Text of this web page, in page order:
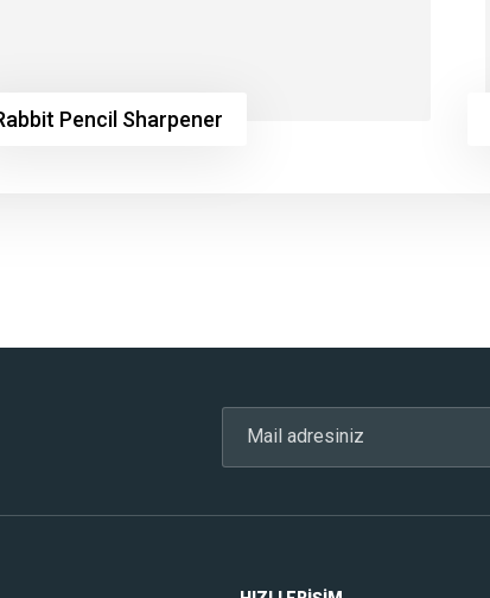
Pencil Sharpener